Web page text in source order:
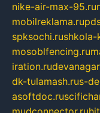
nike-air-max-95.ru
mobilreklama.ru
spksochi.rushkola-
mosoblfencing.ru
iration.ru
dk-tulamash.rus-
asoftdoc.ru